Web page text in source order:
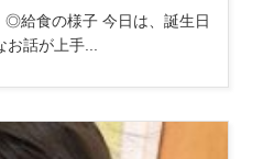
給食の様子 今日は、誕生日
話が上手...